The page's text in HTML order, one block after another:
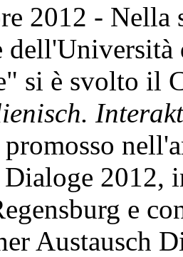
2012 - Nella
si è svolto il
promosso
2012,
e
Austausch